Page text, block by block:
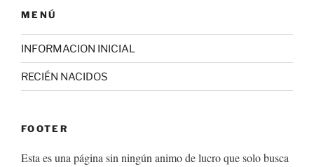
MENÚ
INFORMACION INICIAL
RECIÉN NACIDOS
FOOTER
Esta es una página sin ningún animo de lucro que solo busca